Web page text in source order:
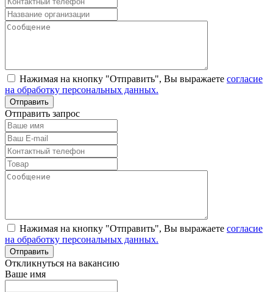
Нажимая на кнопку "Отправить", Вы выражаете согласие
на обработку персональных данных.
Отправить запрос
Нажимая на кнопку "Отправить", Вы выражаете согласие
на обработку персональных данных.
Откликнуться на вакансию
Ваше имя